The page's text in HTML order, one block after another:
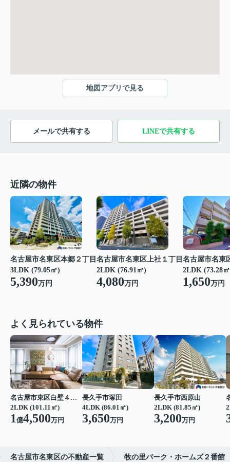
地図アプリで見る
メールで共有する LINEで共有する
近隣の物件
名古屋市名東区本郷２丁目
3LDK (79.05㎡)
5,390万円
名古屋市名東区上社１丁目
2LDK (76.91㎡)
4,080万円
名古屋市名東
2LDK (73.28
1,650万円
よく見られている物件
名古屋市東区白壁４丁目
2LDK (101.11㎡)
1億4,500万円
長久手市塚田
4LDK (86.01㎡)
3,650万円
長久手市西原山
2LDK (81.85㎡)
3,200万円
名古屋市名東区の不動産一覧 牧の里パーク・ホームズ２番館